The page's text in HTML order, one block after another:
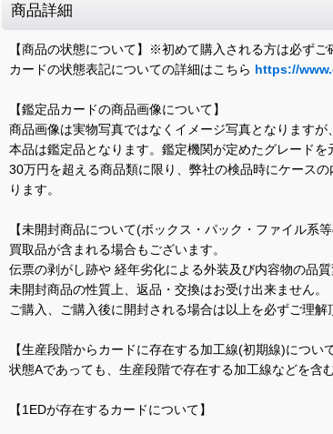
商品詳細
【商品の状態について】※初めて購入される方は必ずご
カードの状態表記についての詳細はこちら https://
【鑑定品カードの商品画像について】
商品画像は実物写真ではなくイメージ写真となりますが
本品は鑑定品となります。鑑定機関が定めたグレード
30万円を超える商品類に限り、弊社の検品時にケース
ります。
【未開封商品について(ボックス・パック・ファイル系
買取品が含まれる場合もございます。
伝票の剥がし跡や 経年劣化による外装及び内容物の品質
未開封商品の性質上、返品・交換はお受け出来ません。
ご購入、ご購入後に開封される場合は以上を必ずご理解
【生産段階からカードに存在する加工線(初期線)について
状態Aであっても、生産段階で存在する加工線などを含
【1EDが存在するカードについて】